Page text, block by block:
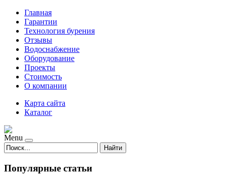
Главная
Гарантии
Технология бурения
Отзывы
Водоснабжение
Оборудование
Проекты
Стоимость
О компании
Карта сайта
Каталог
Menu
Найти
Популярные статьи